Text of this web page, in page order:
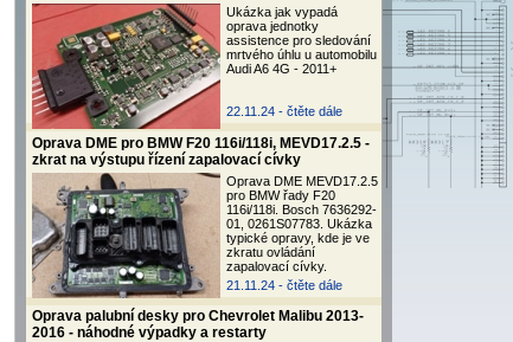
Ukázka jak vypadá
oprava jednotky
assistence pro sledování
mrtvého úhlu u automobilu
Audi A6 4G - 2011+
22.11.24 - čtěte dále
Oprava DME pro BMW F20 116i/118i, MEVD17.2.5 -
zkrat na výstupu řízení zapalovací cívky
Oprava DME MEVD17.2.5
pro BMW řady F20
116i/118i. Bosch 7636292-
01, 0261S07783. Ukázka
typické opravy, kde je ve
zkratu ovládání
zapalovací cívky.
21.11.24 - čtěte dále
Oprava palubní desky pro Chevrolet Malibu 2013-
2016 - náhodné výpadky a restarty